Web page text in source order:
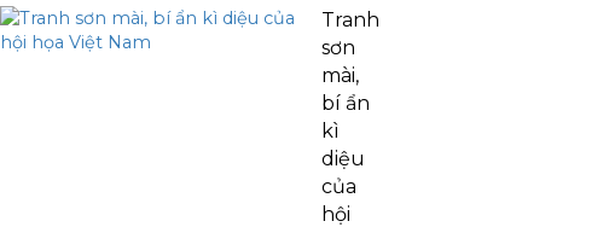
Tranh
sơn
mài,
bí ẩn
kì
diệu
của
hội